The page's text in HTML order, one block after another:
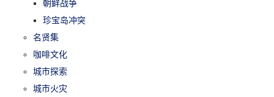
朝鲜战争
珍宝岛冲突
名贤集
咖啡文化
城市探索
城市火灾